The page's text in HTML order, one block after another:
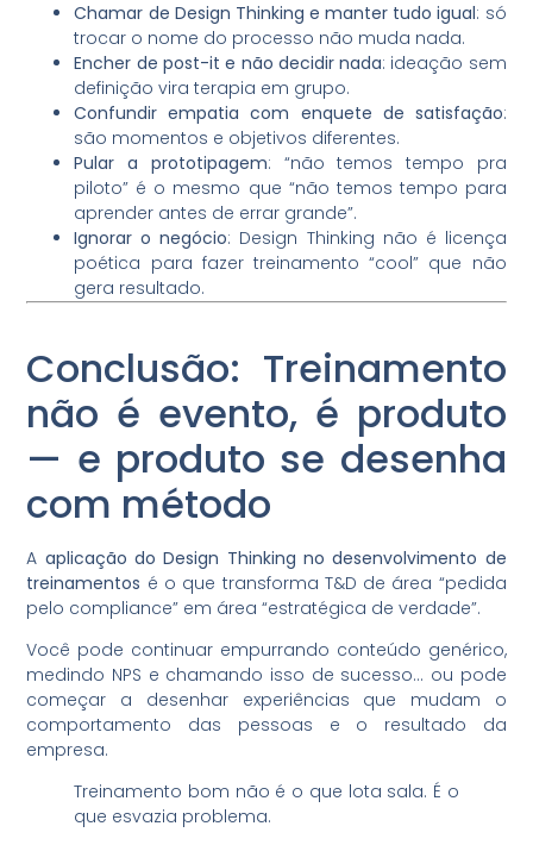
Chamar de Design Thinking e manter tudo igual: só
trocar o nome do processo não muda nada.
Encher de post-it e não decidir nada: ideação sem
definição vira terapia em grupo.
Confundir empatia com enquete de satisfação:
são momentos e objetivos diferentes.
Pular a prototipagem: “não temos tempo pra
piloto” é o mesmo que “não temos tempo para
aprender antes de errar grande”.
Ignorar o negócio: Design Thinking não é licença
poética para fazer treinamento “cool” que não
gera resultado.
Conclusão: Treinamento
não é evento, é produto
— e produto se desenha
com método
A aplicação do Design Thinking no desenvolvimento de
treinamentos é o que transforma T&D de área “pedida
pelo compliance” em área “estratégica de verdade”.
Você pode continuar empurrando conteúdo genérico,
medindo NPS e chamando isso de sucesso… ou pode
começar a desenhar experiências que mudam o
comportamento das pessoas e o resultado da
empresa.
Treinamento bom não é o que lota sala. É o
que esvazia problema.